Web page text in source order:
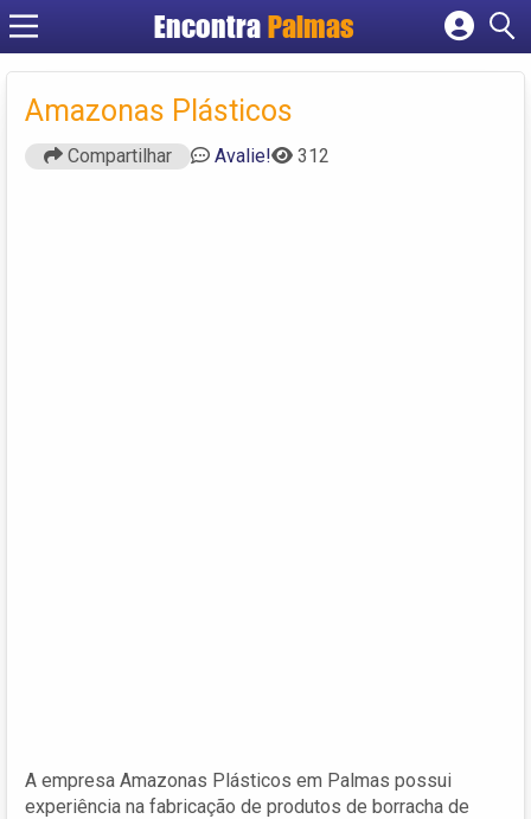
Encontra Palmas
Cadastrar empresa
Criar conta
Amazonas Plásticos
Compartilhar Avalie! 312
A empresa Amazonas Plásticos em Palmas possui
experiência na fabricação de produtos de borracha de